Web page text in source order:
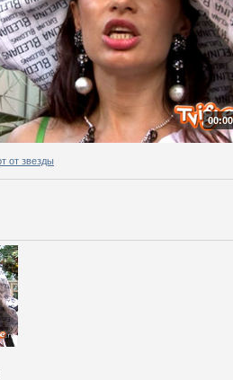
от звезды